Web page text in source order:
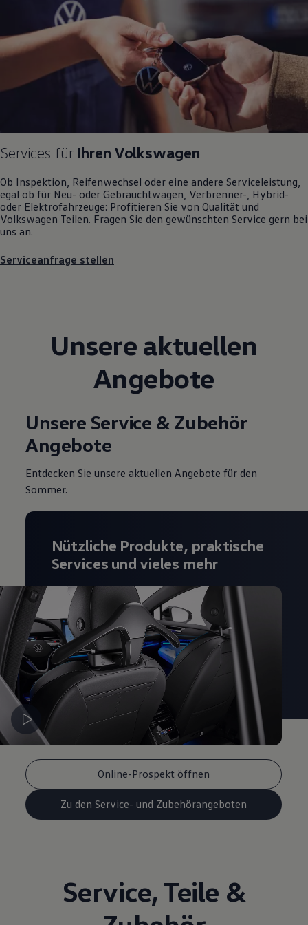
Motorenöl und Flüssigkeiten
Räder und Reifen
Pannen- und Unfallhilfe
Economy Service
Volkswagen Teile
Zubehör
Modellspezifisches Zubehör
Schutz und Pflege
Entertainment und Elektronik
Individualisieren
Wallbox und Ladekabel
Digitale Extras
Volkswagen Apps, Login und Shop
Handy und Fahrzeug verbinden
Updates für Software, Karten und Radio
Über Ihr Auto
Volkswagen Kundenbetreuung
Transport
Familie
Elektromobilität
Volkswagen R
Pannen- und Unfallhilfe
Services für Ihren Volkswagen
Ob Inspektion, Reifenwechsel oder eine andere Serviceleistung,
egal ob für Neu- oder Gebrauchtwagen , Verbrenner-, Hybrid-
oder Elektrofahrzeuge: Profitieren Sie von Qualität und
Volkswagen Teilen. Fragen Sie den gewünschten Service gern bei
uns an.
Serviceanfrage stellen
Unsere aktuellen
Angebote
Unsere Service & Zubehör
Angebote
Entdecken Sie unsere aktuellen Angebote für den
Sommer.
Online-Prospekt öffnen
Zu den Service- und Zubehörangeboten
Nützliche Produkte, praktische
Services und vieles mehr
Service, Teile &